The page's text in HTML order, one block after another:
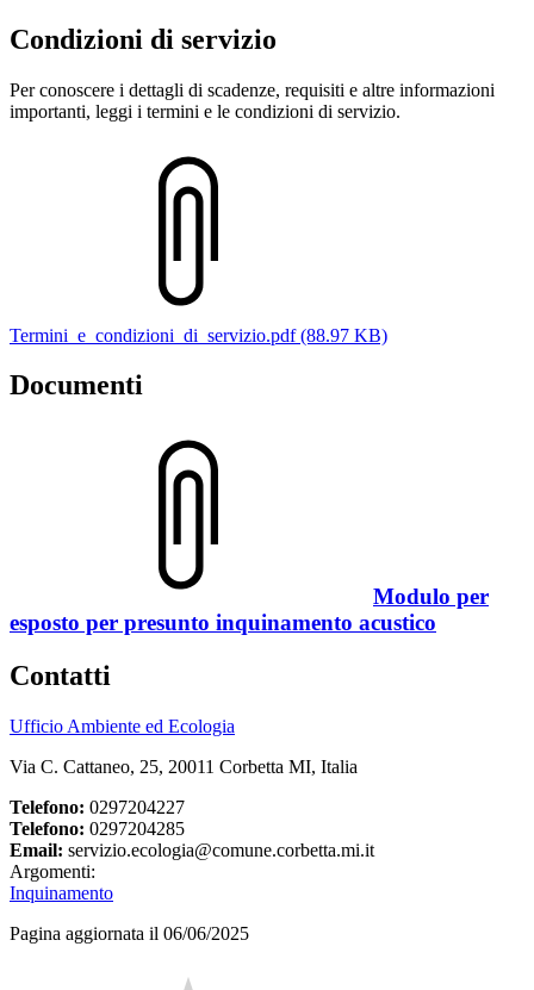
Condizioni di servizio
Per conoscere i dettagli di scadenze, requisiti e altre informazioni
importanti, leggi i termini e le condizioni di servizio.
Termini_e_condizioni_di_servizio.pdf (88.97 KB)
Documenti
Modulo per
esposto per presunto inquinamento acustico
Contatti
Ufficio Ambiente ed Ecologia
Via C. Cattaneo, 25, 20011 Corbetta MI, Italia
Telefono: 0297204227
Telefono: 0297204285
Email: servizio.ecologia@comune.corbetta.mi.it
Argomenti:
Inquinamento
Pagina aggiornata il 06/06/2025